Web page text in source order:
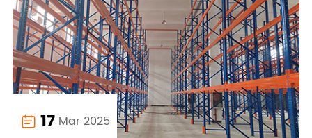
 17 Mar 2025